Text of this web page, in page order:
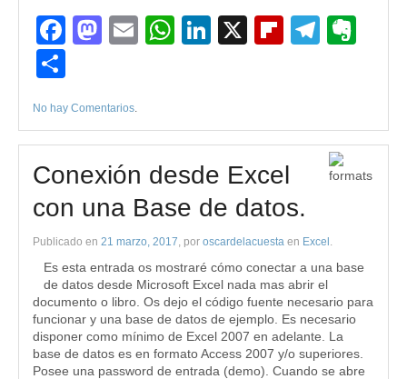
Facebook
Mastodon
EmailWhatsApp
LinkedIn
X Flipboard
No hay Comentarios.
Conexión desde Excel
con una Base de datos.
Publicado en 21 marzo, 2017, por oscardelacuesta en Excel .
Es esta entrada os mostraré cómo conectar a una base
de datos desde Microsoft Excel nada mas abrir el
documento o libro. Os dejo el código fuente necesario para
funcionar y una base de datos de ejemplo. Es necesario
disponer como mínimo de Excel 2007 en adelante. La
base de datos es en formato Access 2007 y/o superiores.
Posee una password de entrada (demo). Cuando se abre